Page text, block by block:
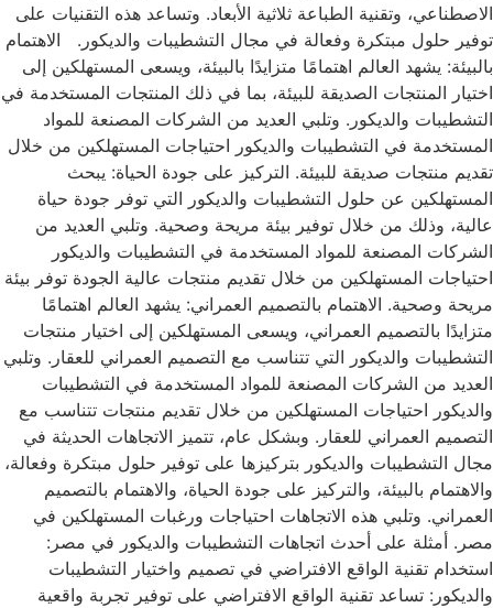
الاصطناعي، وتقنية الطباعة ثلاثية الأبعاد. وتساعد هذه التقنيات على
توفير حلول مبتكرة وفعالة في مجال التشطيبات والديكور. الاهتمام
بالبيئة: يشهد العالم اهتمامًا متزايدًا بالبيئة، ويسعى المستهلكين إلى
اختيار المنتجات الصديقة للبيئة، بما في ذلك المنتجات المستخدمة في
التشطيبات والديكور. وتلبي العديد من الشركات المصنعة للمواد
المستخدمة في التشطيبات والديكور احتياجات المستهلكين من خلال
تقديم منتجات صديقة للبيئة. التركيز على جودة الحياة: يبحث
المستهلكين عن حلول التشطيبات والديكور التي توفر جودة حياة
عالية، وذلك من خلال توفير بيئة مريحة وصحية. وتلبي العديد من
الشركات المصنعة للمواد المستخدمة في التشطيبات والديكور
احتياجات المستهلكين من خلال تقديم منتجات عالية الجودة توفر بيئة
مريحة وصحية. الاهتمام بالتصميم العمراني: يشهد العالم اهتمامًا
متزايدًا بالتصميم العمراني، ويسعى المستهلكين إلى اختيار منتجات
التشطيبات والديكور التي تتناسب مع التصميم العمراني للعقار. وتلبي
العديد من الشركات المصنعة للمواد المستخدمة في التشطيبات
والديكور احتياجات المستهلكين من خلال تقديم منتجات تتناسب مع
التصميم العمراني للعقار. وبشكل عام، تتميز الاتجاهات الحديثة في
مجال التشطيبات والديكور بتركيزها على توفير حلول مبتكرة وفعالة،
والاهتمام بالبيئة، والتركيز على جودة الحياة، والاهتمام بالتصميم
العمراني. وتلبي هذه الاتجاهات احتياجات ورغبات المستهلكين في
مصر. أمثلة على أحدث اتجاهات التشطيبات والديكور في مصر:
استخدام تقنية الواقع الافتراضي في تصميم واختيار التشطيبات
والديكور: تساعد تقنية الواقع الافتراضي على توفير تجربة واقعية